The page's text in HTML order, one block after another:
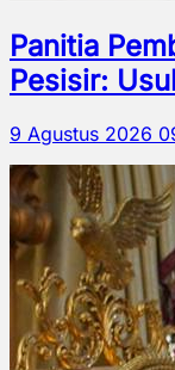
Panitia
Pesisir:
9 Agustus 2026